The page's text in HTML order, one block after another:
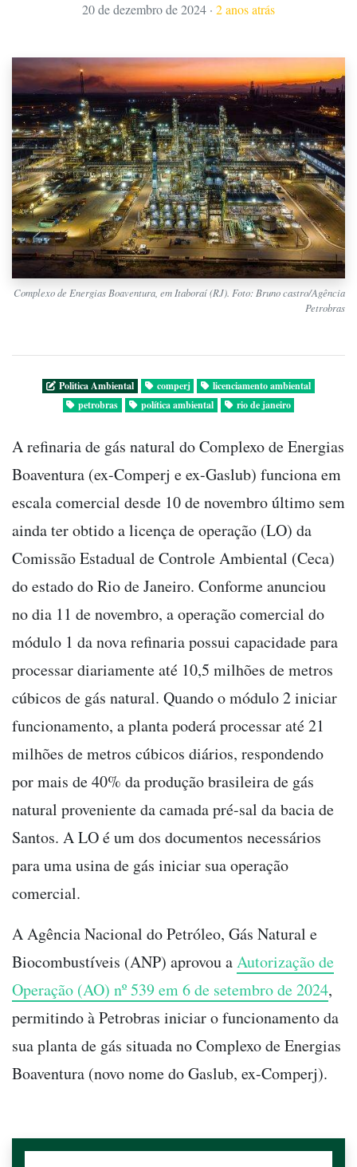
20 de dezembro de 2024 · 2 anos atrás
Complexo de Energias Boaventura, em Itaboraí (RJ). Foto: Bruno castro/Agência
Petrobras
Politica Ambiental comperj
licenciamento ambiental
petrobras
política ambiental rio de janeiro
A refinaria de gás natural do Complexo de Energias
Boaventura (ex-Comperj e ex-Gaslub) funciona em
escala comercial desde 10 de novembro último sem
ainda ter obtido a licença de operação (LO) da
Comissão Estadual de Controle Ambiental (Ceca)
do estado do Rio de Janeiro. Conforme anunciou
no dia 11 de novembro, a operação comercial do
módulo 1 da nova refinaria possui capacidade para
processar diariamente até 10,5 milhões de metros
cúbicos de gás natural. Quando o módulo 2 iniciar
funcionamento, a planta poderá processar até 21
milhões de metros cúbicos diários, respondendo
por mais de 40% da produção brasileira de gás
natural proveniente da camada pré-sal da bacia de
Santos. A LO é um dos documentos necessários
para uma usina de gás iniciar sua operação
comercial.
A Agência Nacional do Petróleo, Gás Natural e
Biocombustíveis (ANP) aprovou aAutorização de
Operação (AO) nº 539 em 6 de setembro de 2024,
permitindo à Petrobras iniciar o funcionamento da
sua planta de gás situada no Complexo de Energias
Boaventura (novo nome do Gaslub, ex-Comperj).